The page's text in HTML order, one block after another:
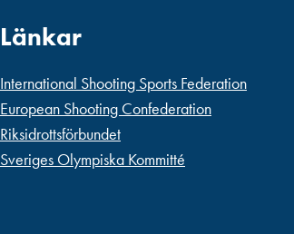
Länkar
International Shooting Sports Federation
European Shooting Confederation
Riksidrottsförbundet
Sveriges Olympiska Kommitté